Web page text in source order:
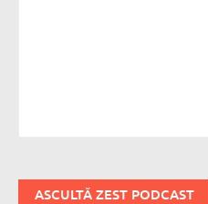
ASCULTĂ ZEST PODCAST